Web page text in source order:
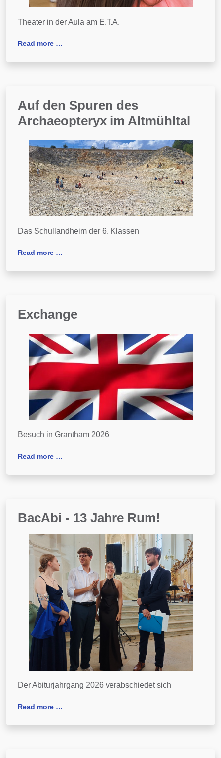
Theater in der Aula am E.T.A.
Read more …
Auf den Spuren des
Archaeopteryx im Altmühltal
Das Schullandheim der 6. Klassen
Read more …
Exchange
Besuch in Grantham 2026
Read more …
BacAbi - 13 Jahre Rum!
Der Abiturjahrgang 2026 verabschiedet sich
Read more …